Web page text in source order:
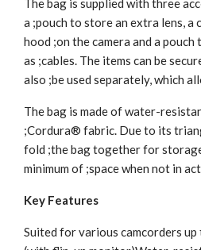
a ;pouch to store an extra lens, a
hood ;on the camera and a
as ;cables. The items can be
also ;be used separately, which
The bag is made of water-
;Cordura® fabric. Due to its
fold ;the bag together for
minimum of ;space when not in
Key Features
Suited for various camcorders up